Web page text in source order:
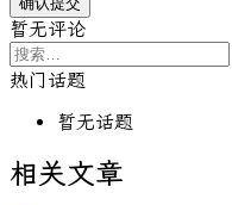
暂无评论
搜
索：
热门话题
暂无话题
相关文章